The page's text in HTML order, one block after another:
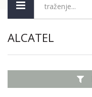
ALCATEL